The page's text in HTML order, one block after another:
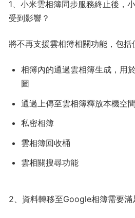
1、小米雲相簿同步服務終止後，
受到影響？
將不再支援雲相簿相關功能，包括
相簿內的通過雲相簿生成，用
圖
通過上傳至雲相簿釋放本機空間
私密相簿
雲相簿回收桶
雲相關搜尋功能
2、資料轉移至Google相簿需要滿